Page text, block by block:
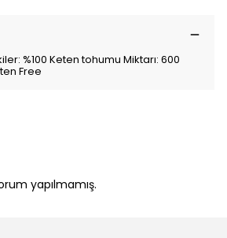
%100 Keten tohumu Miktarı: 600
Free
yapılmamış.